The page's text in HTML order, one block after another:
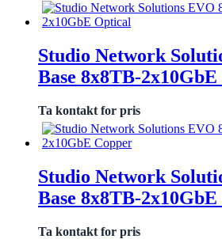
Studio Network
Base 8x8TB-
Ta kontakt for pris
Studio Network
Base 8x8TB-
Ta kontakt for pris